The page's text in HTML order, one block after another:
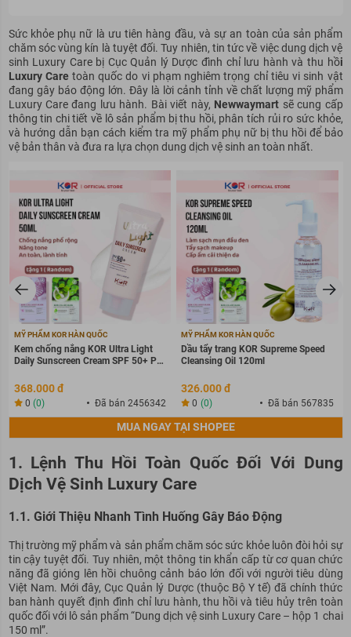
Sức khỏe phụ nữ là ưu tiên hàng đầu, và sự an toàn của sản phẩm
chăm sóc vùng kín là tuyệt đối. Tuy nhiên, tin tức về việc dung dịch vệ
sinh Luxury Care bị Cục Quản lý Dược đình chỉ lưu hành và thu hồi
Luxury Care toàn quốc do vi phạm nghiêm trọng chỉ tiêu vi sinh vật
đang gây báo động lớn. Đây là lời cảnh tỉnh về chất lượng mỹ phẩm
Luxury Care đang lưu hành. Bài viết này, Newwaymart sẽ cung cấp
thông tin chi tiết về lô sản phẩm bị thu hồi, phân tích rủi ro sức khỏe,
và hướng dẫn bạn cách kiểm tra mỹ phẩm phụ nữ bị thu hồi để bảo
vệ bản thân và đưa ra lựa chọn dung dịch vệ sinh an toàn nhất.
MỸ PHẨM KOR HÀN QUỐC
Kem chống nắng KOR Ultra Light
Daily Sunscreen Cream SPF 50+ PA
368.000 đ
0 (0) Đã bán 2456342
MỸ PHẨM KOR HÀN QUỐC
Dầu tẩy trang KOR Supreme Speed
Cleansing Oil 120ml
326.000 đ
0 (0) Đã bán 567835
MUA NGAY TẠI SHOPEE
1. Lệnh Thu Hồi Toàn Quốc Đối Với Dung
Dịch Vệ Sinh Luxury Care
1.1. Giới Thiệu Nhanh Tình Huống Gây Báo Động
Thị trường mỹ phẩm và sản phẩm chăm sóc sức khỏe luôn đòi hỏi sự
tin cậy tuyệt đối. Tuy nhiên, một thông tin khẩn cấp từ cơ quan chức
năng đã gióng lên hồi chuông cảnh báo lớn đối với người tiêu dùng
Việt Nam. Mới đây, Cục Quản lý Dược (thuộc Bộ Y tế) đã chính thức
ban hành quyết định đình chỉ lưu hành, thu hồi và tiêu hủy trên toàn
quốc đối với lô sản phẩm “Dung dịch vệ sinh Luxury Care – hộp 1 chai
150 ml”.